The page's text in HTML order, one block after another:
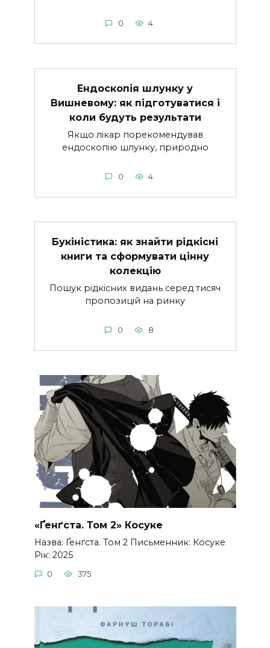
0 4
Ендоскопія шлунку у
Вишневому: як підготуватися і
коли будуть результати
Якщо лікар порекомендував
ендоскопію шлунку, природно
0 4
Букіністика: як знайти рідкісні
книги та сформувати цінну
колекцію
Пошук рідкісних видань серед тисяч
пропозицій на ринку
0 8
«Ґенґста. Том 2» Косуке
Назва: Ґенґста. Том 2 Письменник: Косуке
Рік: 2025
0 375